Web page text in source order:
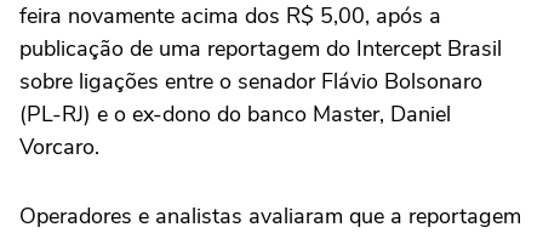
feira novamente acima dos R$ 5,00, após a
publicação de uma reportagem do Intercept Brasil
sobre ligações entre o senador Flávio Bolsonaro
(PL-RJ) e o ex-dono do banco Master, Daniel
Vorcaro.
Operadores e analistas avaliaram que a reportagem